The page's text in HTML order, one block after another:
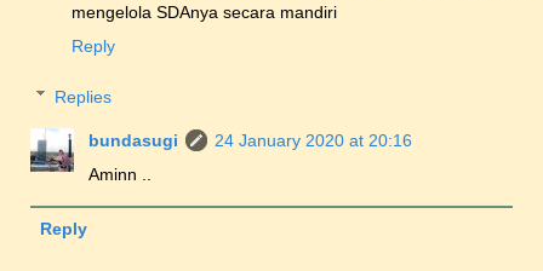
mengelola SDAnya secara mandiri
Reply
Replies
bundasugi
24 January 2020 at 20:16
Aminn ..
Reply